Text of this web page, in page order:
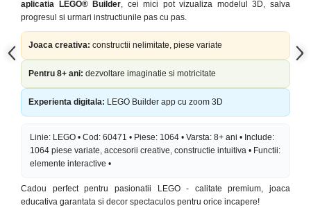
aplicatia LEGO® Builder, cei mici pot vizualiza modelul 3D, salva
progresul si urmari instructiunile pas cu pas.
Joaca creativa: constructii nelimitate, piese variate
Pentru 8+ ani: dezvoltare imaginatie si motricitate
Experienta digitala: LEGO Builder app cu zoom 3D
Linie: LEGO • Cod: 60471 • Piese: 1064 • Varsta: 8+ ani • Include:
1064 piese variate, accesorii creative, constructie intuitiva • Functii:
elemente interactive •
Cadou perfect pentru pasionatii LEGO - calitate premium, joaca
educativa garantata si decor spectaculos pentru orice incapere!